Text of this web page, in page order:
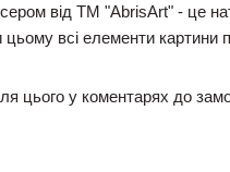
від ТМ "AbrisArt" - це
всі елементи
цього у коментарях до